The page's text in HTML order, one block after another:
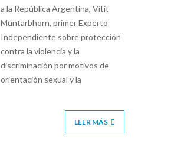
a la República Argentina, Vitit
Muntarbhorn, primer Experto
Independiente sobre protección
contra la violencia y la
discriminación por motivos de
orientación sexual y la
LEER MÁS